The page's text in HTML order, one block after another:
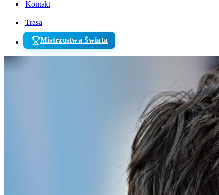
Kontakt
Trasa
Mistrzostwa Świata